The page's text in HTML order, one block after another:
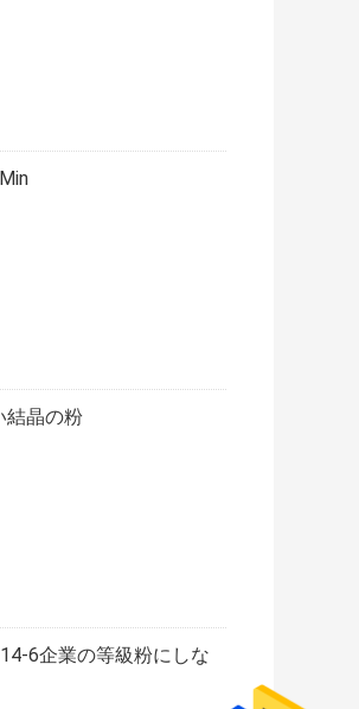
結晶の粉
6企業の等級粉にしな